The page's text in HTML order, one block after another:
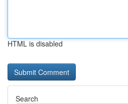
HTML is disabled
Search